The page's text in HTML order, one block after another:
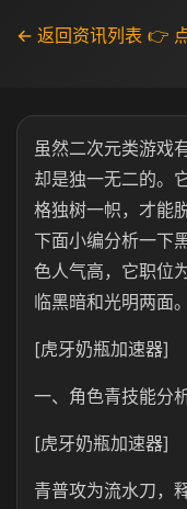
← 返回资讯列表 👉
虽然二次元类游戏
却是独一无二的。
格独树一帜，才能
下面小编分析一下
色人气高，它职位
临黑暗和光明两面。
[虎牙奶瓶加速器]
一、角色青技能分
[虎牙奶瓶加速器]
青普攻为流水刀，